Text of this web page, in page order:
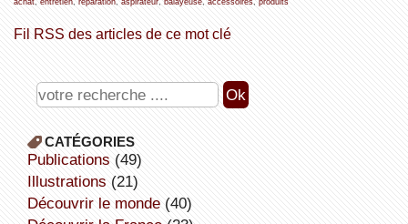
Fil RSS des articles de ce mot clé
CATÉGORIES
publications (49)
illustrations (21)
découvrir le monde(40)